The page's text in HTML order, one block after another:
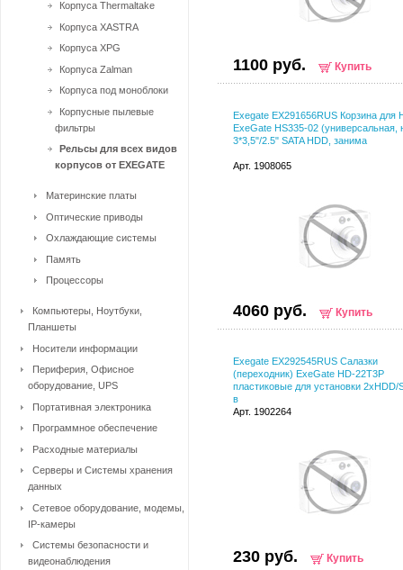
1100 руб. Купить
Exegate EX291656RUS Корзина для
ExeGate HS335-02 (универсальная,
3*3,5"/2.5" SATA HDD, занима
Арт. 1908065
4060 руб. Купить
Exegate EX292545RUS Салазки
(переходник) ExeGate HD-22T3P
пластиковые для установки 2xHDD/
в
Арт. 1902264
230 руб. Купить
Корпуса Thermaltake
Корпуса XASTRA
Корпуса XPG
Корпуса Zalman
Корпуса под моноблоки
Корпусные пылевые
фильтры
Рельсы для всех видов
корпусов от EXEGATE
Материнские платы
Оптические приводы
Охлаждающие системы
Память
Процессоры
Компьютеры, Ноутбуки,
Планшеты
Носители информации
Периферия, Офисное
оборудование, UPS
Портативная электроника
Программное обеспечение
Расходные материалы
Серверы и Системы хранения
данных
Сетевое оборудование, модемы,
IP-камеры
Системы безопасности и
видеонаблюдения